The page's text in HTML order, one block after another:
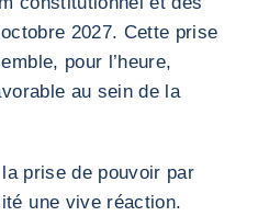
2027. Cette prise
pour l’heure,
au sein de la
prise de pouvoir par
une vive réaction.